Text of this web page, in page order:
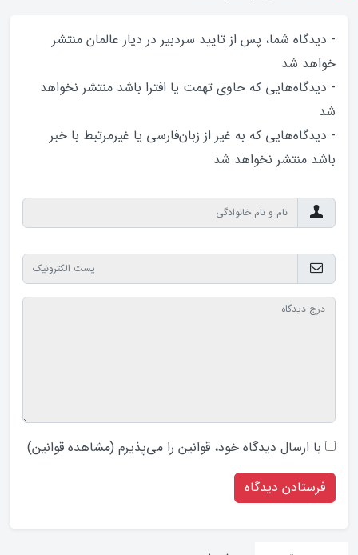
- دیدگاه شما، پس از تایید سردبیر در دیار عالمان منتشر
خواهد‌ شد
- دیدگاه‌هایی که حاوی تهمت یا افترا باشد منتشر نخواهد‌
شد
- دیدگاه‌هایی که به غیر از زبان‌فارسی یا غیرمرتبط با خبر
باشد منتشر نخواهد‌ شد
با ارسال دیدگاه‌ خود، قوانین را می‌پذیرم (مشاهده قوانین)